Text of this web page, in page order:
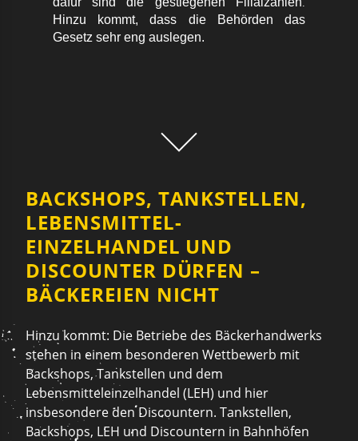
.
Hinzu kommt, dass die Behörden das
Gesetz sehr eng auslegen.
BACKSHOPS, TANKSTELLEN,
LEBENSMITTEL-
EINZELHANDEL UND
DISCOUNTER DÜRFEN –
BÄCKEREIEN NICHT
Hinzu kommt: Die Betriebe des Bäckerhandwerks
stehen in einem besonderen Wettbewerb mit
Backshops, Tankstellen und dem
Lebensmitteleinzelhandel (LEH) und hier
insbesondere den Discountern. Tankstellen,
Backshops, LEH und Discountern in Bahnhöfen